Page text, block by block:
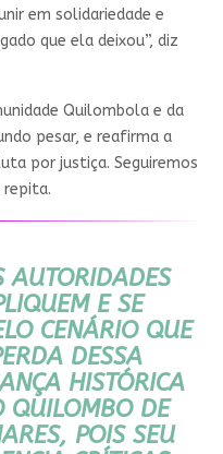
em solidariedade e
que ela deixou”, diz
Quilombola e da
pesar, e reafirma a
por justiça. Seguiremos
repita.
AUTORIDADES
E SE
CENÁRIO QUE
DESSA
HISTÓRICA
QUILOMBO DE
POIS SEU